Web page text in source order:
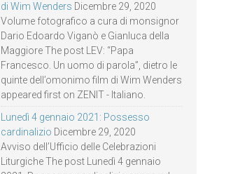
di Wim Wenders Dicembre 29, 2020
Volume fotografico a cura di monsignor
Dario Edoardo Viganò e Gianluca della
Maggiore The post LEV: “Papa
Francesco. Un uomo di parola”, dietro le
quinte dell’omonimo film di Wim Wenders
appeared first on ZENIT - Italiano.
Lunedì 4 gennaio 2021: Possesso
cardinalizio Dicembre 29, 2020
Avviso dell’Ufficio delle Celebrazioni
Liturgiche The post Lunedì 4 gennaio